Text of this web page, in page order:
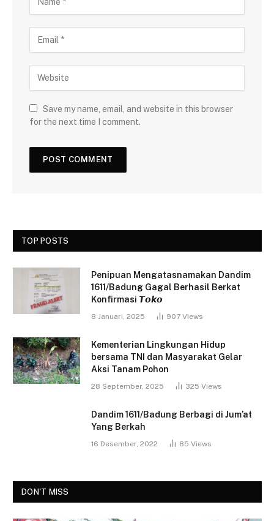
Save my name, email, and website in this browser
for the next time I comment.
TOP POSTS
Penipuan Mengatasnamakan Dandim
1611/Badung Gagal Berhasil Berkat
Konfirmasi 𝙏𝙤𝙠𝙤
8 Januari, 2025 907 Views
Kementerian Lingkungan Hidup
bersama TNI dan Masyarakat Gelar
Aksi Tanam Pohon
28 September, 2025 325 Views
Dandim 1611/Badung Berbagi di Jum’at
Yang Berkah
16 Desember, 2022 85 Views
DON'T MISS